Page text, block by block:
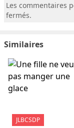
Les commentaires
fermés.
Similaires
JLBCSDP